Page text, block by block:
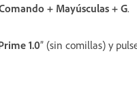
+ Mayúsculas + G.
1.0” (sin comillas) y